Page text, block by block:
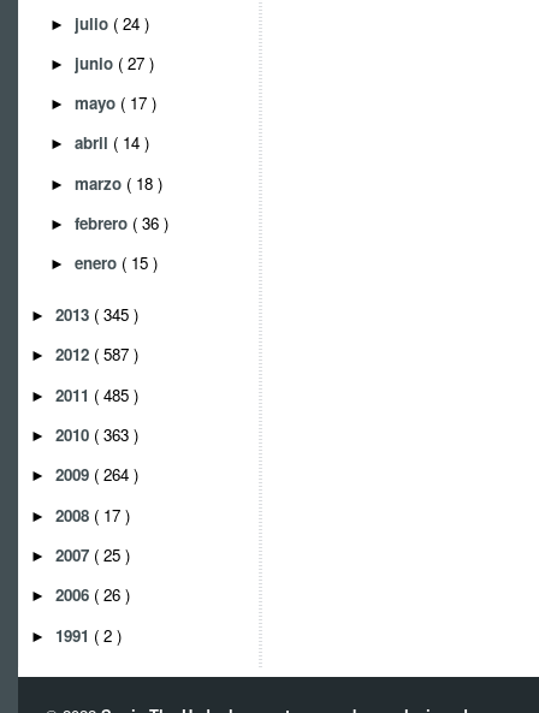
► julio ( 24 )
► junio ( 27 )
► mayo ( 17 )
► abril ( 14 )
► marzo ( 18 )
► febrero ( 36 )
► enero ( 15 )
► 2013 ( 345 )
► 2012 ( 587 )
► 2011 ( 485 )
► 2010 ( 363 )
► 2009 ( 264 )
► 2008 ( 17 )
► 2007 ( 25 )
► 2006 ( 26 )
► 1991 ( 2 )